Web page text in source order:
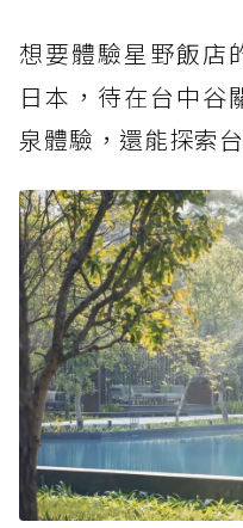
想要體驗星野飯店
日本，待在台中谷
泉體驗，還能探索